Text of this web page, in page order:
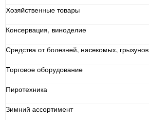
Хозяйственные товары
Консервация, виноделие
Средства от болезней, насекомых, грызунов
Торговое оборудование
Пиротехника
Зимний ассортимент